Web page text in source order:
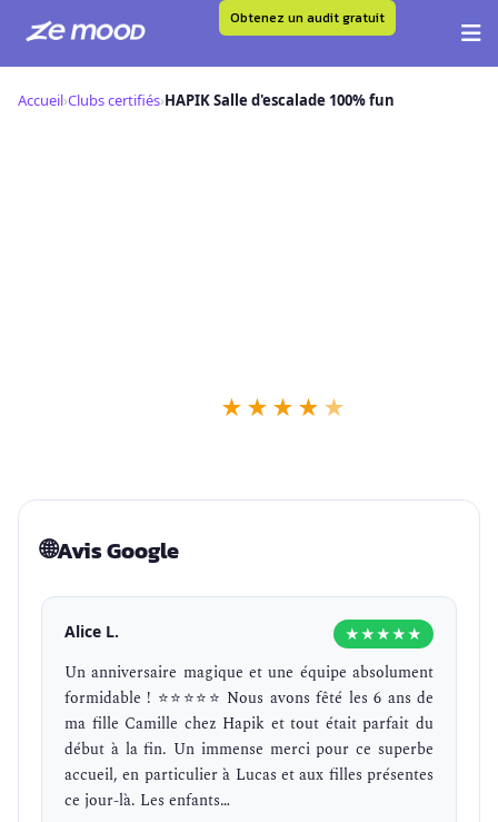
contenu
Obtenez un audit gratuit
Accueil›Clubs certifiés›HAPIK Salle d'escalade 100% fun
★ ★ ★ ★ ★
🌐Avis Google
Alice L. ★★★★★
Un anniversaire magique et une équipe absolument
formidable ! ⭐⭐⭐⭐⭐ ​Nous avons fêté les 6 ans de
ma fille Camille chez Hapik et tout était parfait du
début à la fin. Un immense merci pour ce superbe
accueil, en particulier à Lucas et aux filles présentes
ce jour-là. ​Les enfants…